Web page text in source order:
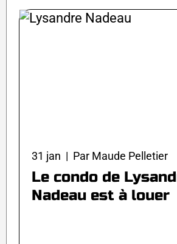
31 jan | Par Maude Pelletier
Le condo de
Nadeau est à louer